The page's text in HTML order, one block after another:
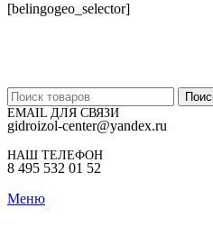
[belingogeo_selector]
EMAIL ДЛЯ СВЯЗИ
gidroizol-center@yandex.ru
НАШ ТЕЛЕФОН
8 495 532 01 52
Меню